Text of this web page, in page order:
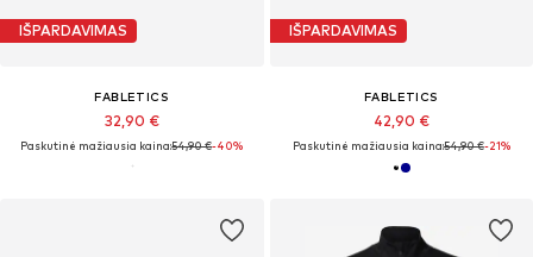
IŠPARDAVIMAS
FABLETICS
32,90 €
Paskutinė mažiausia kaina:54,90 €-40%
IŠPARDAVIMAS
FABLETICS
42,90 €
Paskutinė mažiausia kaina:54,90 €-21%